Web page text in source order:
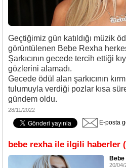
Geçtiğimiz gün katıldığı müzik
görüntülenen Bebe Rexha
Şarkıcının gecede tercih ettiği
gözlerini alamadı.
Gecede ödül alan şarkıcının
tulumuyla verdiği pozlar kısa
gündem oldu.
28/11/2022
E-posta
bebe rexha ile ilgili haberler
20/04/